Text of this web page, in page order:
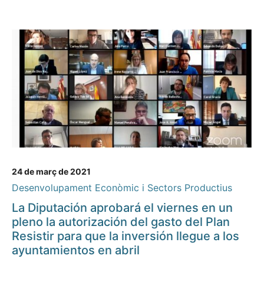
24 de març de 2021
Desenvolupament Econòmic i Sectors Productius
La Diputación aprobará el viernes en un
pleno la autorización del gasto del Plan
Resistir para que la inversión llegue a los
ayuntamientos en abril